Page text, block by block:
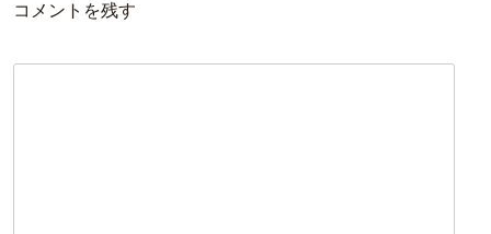
コメントを残す